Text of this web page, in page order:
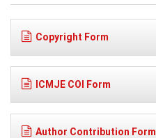
Copyright Form
ICMJE COI Form
Author Contribution Form